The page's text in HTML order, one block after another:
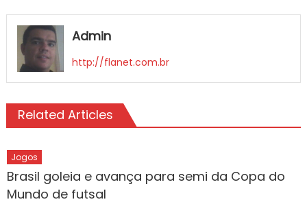
Admin
http://flanet.com.br
Related Articles
Jogos
Brasil goleia e avança para semi da Copa do
Mundo de futsal